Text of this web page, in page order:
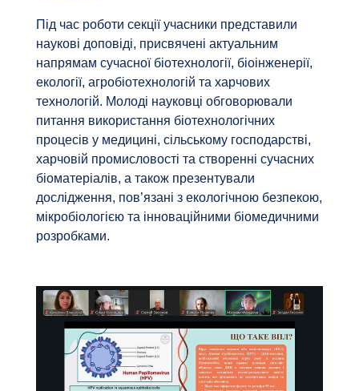
Під час роботи секції учасники представили
наукові доповіді, присвячені актуальним
напрямам сучасної біотехнології, біоінженерії,
екології, агробіотехнологій та харчових
технологій. Молоді науковці обговорювали
питання використання біотехнологічних
процесів у медицині, сільському господарстві,
харчовій промисловості та створенні сучасних
біоматеріалів, а також презентували
дослідження, пов’язані з екологічною безпекою,
мікробіологією та інноваційними біомедичними
розробками.